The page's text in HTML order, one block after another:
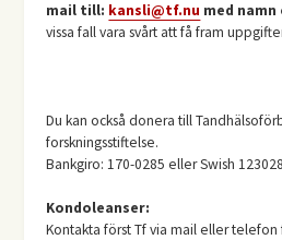
mail till: kansli@tf.nu med namn
vissa fall vara svårt att få fram
Du kan också donera till
forskningsstiftelse.
Bankgiro: 170-0285 eller Swish
Kondoleanser:
Kontakta först Tf via mail eller